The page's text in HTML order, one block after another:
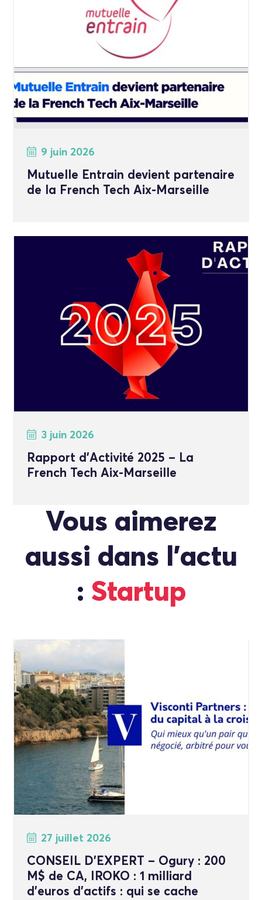
9 juin 2026
Mutuelle Entrain devient partenaire
de la French Tech Aix-Marseille
3 juin 2026
Rapport d’Activité 2025 – La
French Tech Aix-Marseille
Vous aimerez
aussi dans l'actu
: Startup
27 juillet 2026
CONSEIL D’EXPERT – Ogury : 200
M$ de CA, IROKO : 1 milliard
d’euros d’actifs : qui se cache